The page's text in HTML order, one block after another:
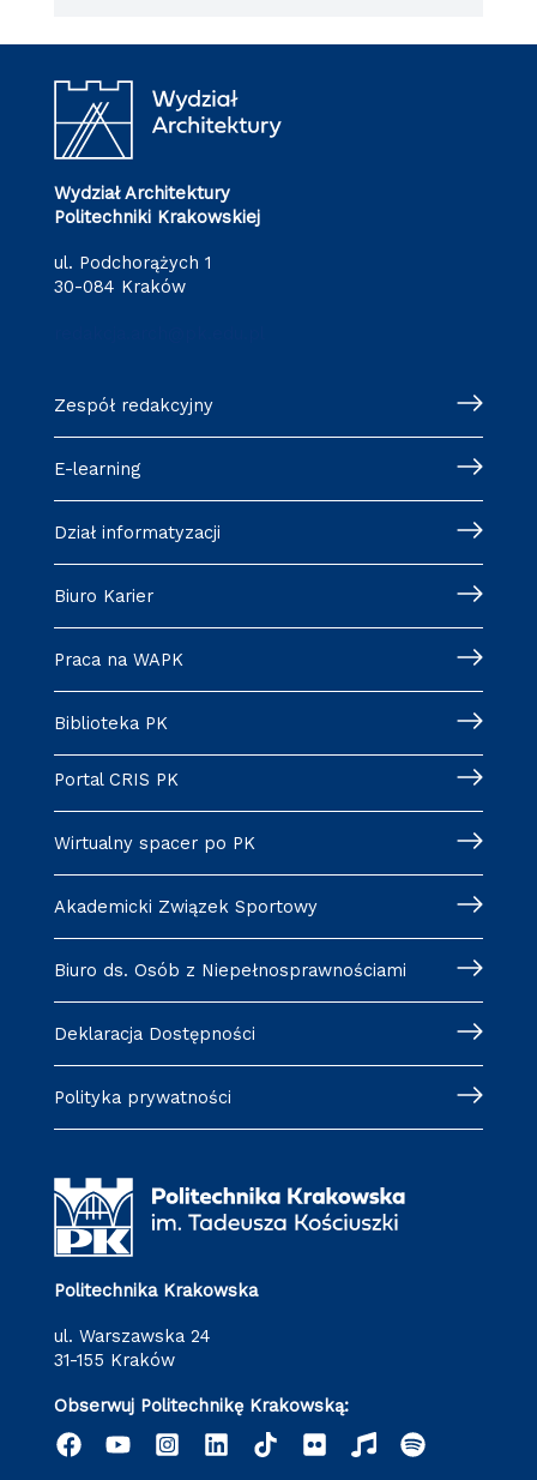
Wydział Architektury
Politechniki Krakowskiej
ul. Podchorążych 1
30-084 Kraków
Zespół redakcyjny
E-learning
Dział informatyzacji
Biuro Karier
Praca na WAPK
Biblioteka PK
Portal CRIS PK
Wirtualny spacer po PK
Akademicki Związek Sportowy
Biuro ds. Osób z Niepełnosprawnościami
Deklaracja Dostępności
Polityka prywatności
Politechnika Krakowska
ul. Warszawska 24
31-155 Kraków
Obserwuj Politechnikę Krakowską: